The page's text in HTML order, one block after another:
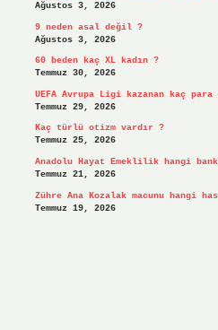
Ağustos 3, 2026
9 neden asal değil ?
Ağustos 3, 2026
60 beden kaç XL kadın ?
Temmuz 30, 2026
UEFA Avrupa Ligi kazanan kaç
Temmuz 29, 2026
Kaç türlü otizm vardır ?
Temmuz 25, 2026
Anadolu Hayat Emeklilik hangi
Temmuz 21, 2026
Zühre Ana Kozalak macunu hangi
Temmuz 19, 2026